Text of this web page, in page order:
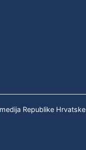
Republike Hrvatske